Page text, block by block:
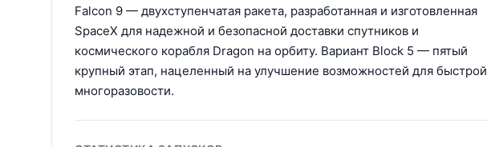
Falcon 9 — двухступенчатая ракета, разработанная и изготовленная
SpaceX для надежной и безопасной доставки спутников и
космического корабля Dragon на орбиту. Вариант Block 5 — пятый
крупный этап, нацеленный на улучшение возможностей для быстрой
многоразовости.